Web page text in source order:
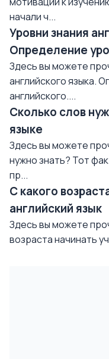
начали ч...
Уровни знания
Определение
Здесь вы можете
английского языка.
английского....
Сколько слов
языке
Здесь вы можете
нужно знать? Тот
пр...
С какого
английский язык
Здесь вы можете
возраста начинать